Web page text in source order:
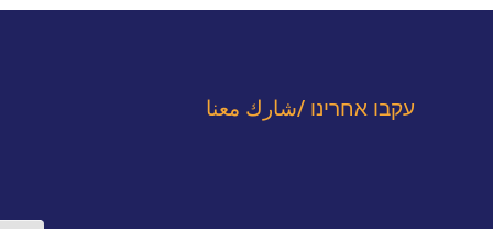
עקבו אחרינו /شارك معنا